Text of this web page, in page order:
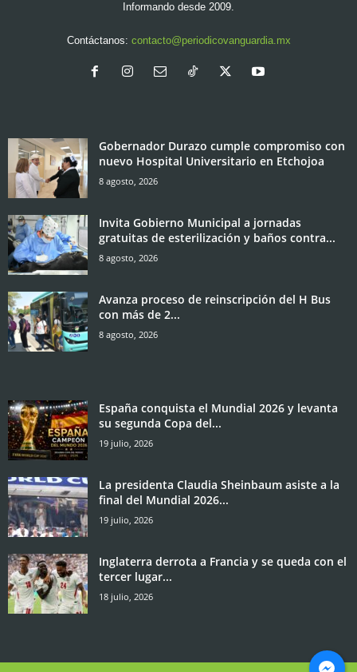
Informando desde 2009.
Contáctanos: contacto@periodicovanguardia.mx
Gobernador Durazo cumple compromiso con
nuevo Hospital Universitario en Etchojoa
8 agosto, 2026
Invita Gobierno Municipal a jornadas
gratuitas de esterilización y baños contra...
8 agosto, 2026
Avanza proceso de reinscripción del H Bus
con más de 2...
8 agosto, 2026
España conquista el Mundial 2026 y levanta
su segunda Copa del...
19 julio, 2026
La presidenta Claudia Sheinbaum asiste a la
final del Mundial 2026...
19 julio, 2026
Inglaterra derrota a Francia y se queda con el
tercer lugar...
18 julio, 2026